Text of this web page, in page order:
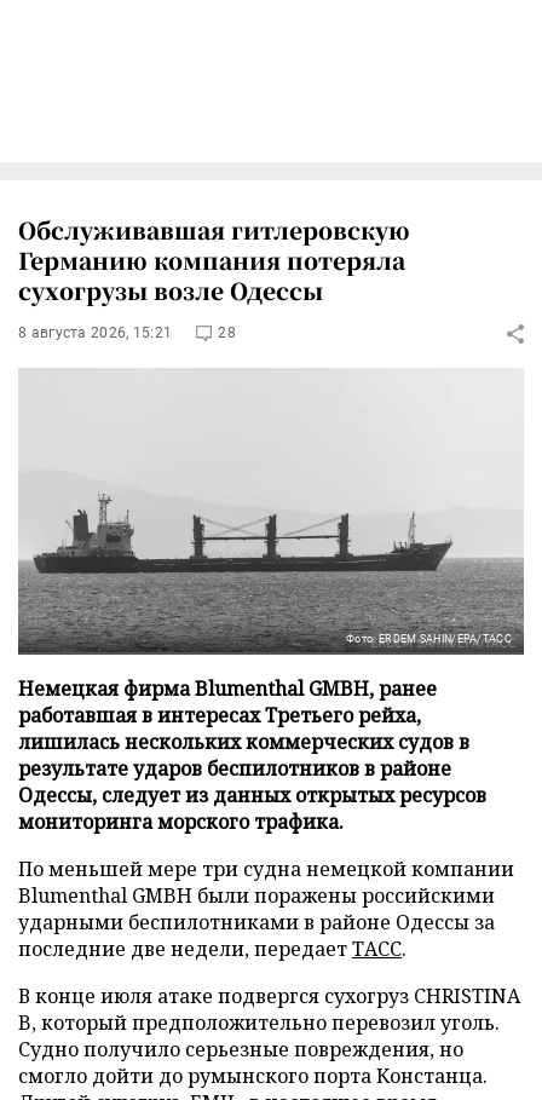
Обслуживавшая гитлеровскую
Германию компания потеряла
сухогрузы возле Одессы
8 августа 2026, 15:21 28
Фото: ERDEM SAHIN/EPA/ТАСС
Немецкая фирма Blumenthal GMBH, ранее
работавшая в интересах Третьего рейха,
лишилась нескольких коммерческих судов в
результате ударов беспилотников в районе
Одессы, следует из данных открытых ресурсов
мониторинга морского трафика.
По меньшей мере три судна немецкой компании
Blumenthal GMBH были поражены российскими
ударными беспилотниками в районе Одессы за
последние две недели, передаетТАСС.
В конце июля атаке подвергся сухогруз CHRISTINA
B, который предположительно перевозил уголь.
Судно получило серьезные повреждения, но
смогло дойти до румынского порта Констанца.